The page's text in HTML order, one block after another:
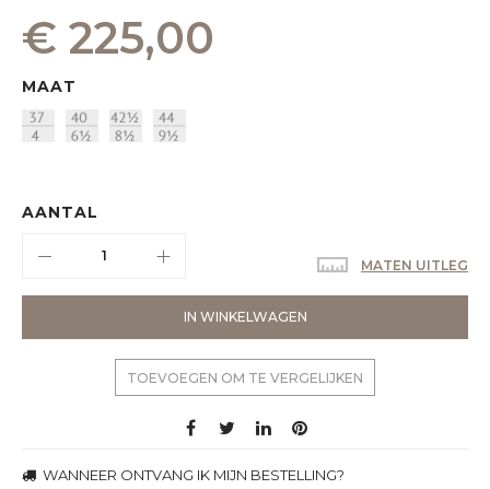
€ 225,00
MAAT
AANTAL
IN WINKELWAGEN
MATEN UITLEG
TOEVOEGEN OM TE VERGELIJKEN
WANNEER ONTVANG IK MIJN BESTELLING?